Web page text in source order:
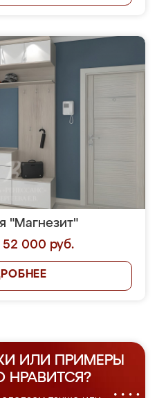
"Магнезит"
52 000 руб.
ИЛИ ПРИМЕРЫ
НРАВИТСЯ?